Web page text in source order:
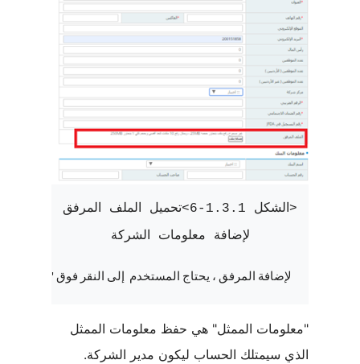
<الشكل 1.3.1-6>تحميل الملف المرفق
لإضافة معلومات الشركة
لإضافة المرفق ، يحتاج المستخدم  إلى النقر فوق "إضافة
"معلومات الممثل" هي حفظ معلومات الممثل
الذي سيمتلك الحساب ليكون مدير الشركة.